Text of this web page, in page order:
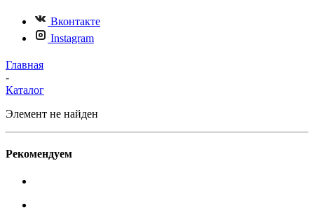
Вконтакте
Instagram
Главная
-
Каталог
Элемент не найден
Рекомендуем